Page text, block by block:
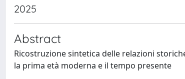
2025
Abstract
Ricostruzione sintetica delle relazioni
la prima età moderna e il tempo presente